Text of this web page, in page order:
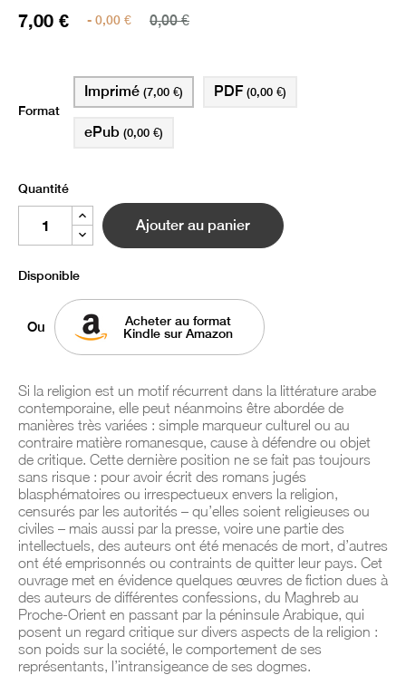
7,00 € - 0,00 € 0,00 €
Format
Imprimé (7,00 €)
ePub (0,00 €)
PDF (0,00 €)
Quantité
Ajouter au panier
Disponible
Ou
Acheter au format
Kindle sur Amazon
Si la religion est un motif récurrent dans la littérature arabe
contemporaine, elle peut néanmoins être abordée de
manières très variées : simple marqueur culturel ou au
contraire matière romanesque, cause à défendre ou objet
de critique. Cette dernière position ne se fait pas toujours
sans risque : pour avoir écrit des romans jugés
blasphématoires ou irrespectueux envers la religion,
censurés par les autorités – qu’elles soient religieuses ou
civiles – mais aussi par la presse, voire une partie des
intellectuels, des auteurs ont été menacés de mort, d’autres
ont été emprisonnés ou contraints de quitter leur pays. Cet
ouvrage met en évidence quelques œuvres de fiction dues à
des auteurs de différentes confessions, du Maghreb au
Proche-Orient en passant par la péninsule Arabique, qui
posent un regard critique sur divers aspects de la religion :
son poids sur la société, le comportement de ses
représentants, l’intransigeance de ses dogmes.